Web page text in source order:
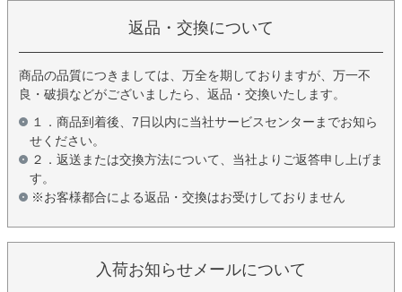
返品・交換について
商品の品質につきましては、万全を期しておりますが、万一不
良・破損などがございましたら、返品・交換いたします。
１．商品到着後、7日以内に当社サービスセンターまでお知ら
せください。
２．返送または交換方法について、当社よりご返答申し上げま
す。
※お客様都合による返品・交換はお受けしておりません
入荷お知らせメールについて